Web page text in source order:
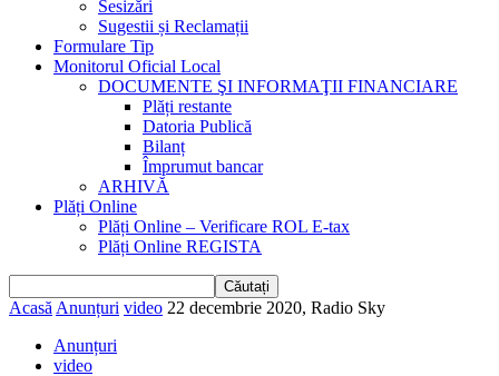
Sesizări
Sugestii și Reclamații
Formulare Tip
Monitorul Oficial Local
DOCUMENTE ŞI INFORMAŢII FINANCIARE
Plăți restante
Datoria Publică
Bilanț
Împrumut bancar
ARHIVĂ
Plăți Online
Plăți Online – Verificare ROL E-tax
Plăți Online REGISTA
Acasă Anunțuri video 22 decembrie 2020, Radio Sky
Anunțuri
video